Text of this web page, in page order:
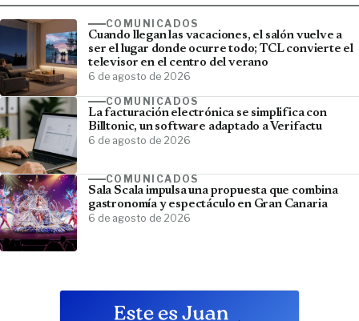
COMUNICADOS
Cuando llegan las vacaciones, el salón vuelve a
ser el lugar donde ocurre todo; TCL convierte el
televisor en el centro del verano
6 de agosto de 2026
COMUNICADOS
La facturación electrónica se simplifica con
Billtonic, un software adaptado a Verifactu
6 de agosto de 2026
COMUNICADOS
Sala Scala impulsa una propuesta que combina
gastronomía y espectáculo en Gran Canaria
6 de agosto de 2026